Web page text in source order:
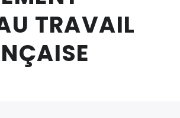
TRAVAIL